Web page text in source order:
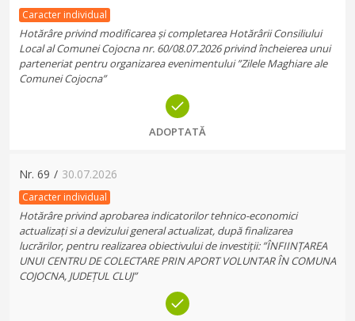
Caracter individual
Hotărâre privind modificarea și completarea Hotărârii Consiliului
Local al Comunei Cojocna nr. 60/08.07.2026 privind încheierea unui
parteneriat pentru organizarea evenimentului ”Zilele Maghiare ale
Comunei Cojocna”
ADOPTATĂ
Nr. 69 / 30.07.2026
Caracter individual
Hotărâre privind aprobarea indicatorilor tehnico-economici
actualizați si a devizului general actualizat, după finalizarea
lucrărilor, pentru realizarea obiectivului de investiții: ”ÎNFIINȚAREA
UNUI CENTRU DE COLECTARE PRIN APORT VOLUNTAR ÎN COMUNA
COJOCNA, JUDEȚUL CLUJ”